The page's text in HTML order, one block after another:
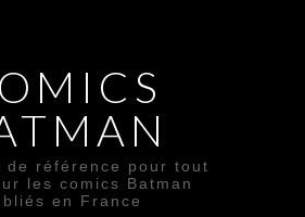
de référence pour tout
les comics Batman
en France